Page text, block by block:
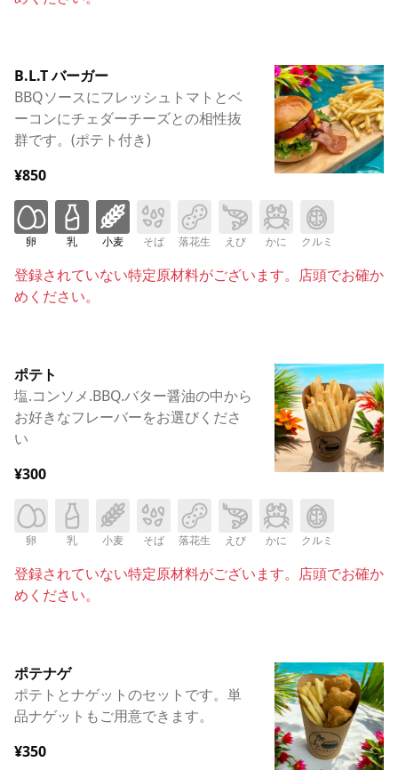
B.L.T バーガー
BBQソースにフレッシュトマトとベ
ーコンにチェダーチーズとの相性抜
群です。(ポテト付き)
¥850
卵 乳 小麦 そば 落花生 えび かに クルミ
登録されていない特定原材料がございます。店頭でお確か
めください。
ポテト
塩.コンソメ.BBQ.バター醤油の中から
お好きなフレーバーをお選びくださ
い
¥300
卵 乳 小麦 そば 落花生 えび かに クルミ
登録されていない特定原材料がございます。店頭でお確か
めください。
ポテナゲ
ポテトとナゲットのセットです。単
品ナゲットもご用意できます。
¥350